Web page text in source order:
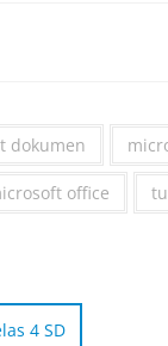
dokumen
office
4 SD